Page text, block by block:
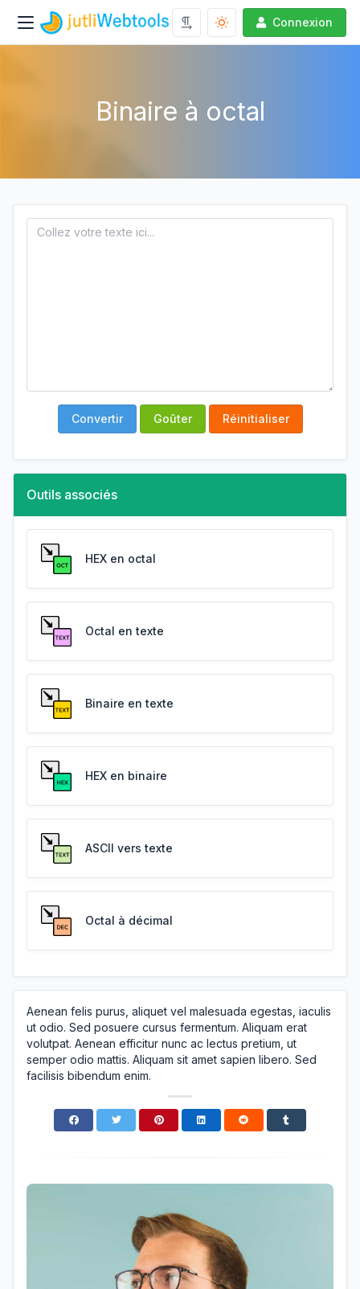
Connexion
Binaire à octal
Convertir Goûter Réinitialiser
Outils associés
HEX en octal
Octal en texte
Binaire en texte
HEX en binaire
ASCII vers texte
Octal à décimal
Aenean felis purus, aliquet vel malesuada egestas, iaculis
ut odio. Sed posuere cursus fermentum. Aliquam erat
volutpat. Aenean efficitur nunc ac lectus pretium, ut
semper odio mattis. Aliquam sit amet sapien libero. Sed
facilisis bibendum enim.